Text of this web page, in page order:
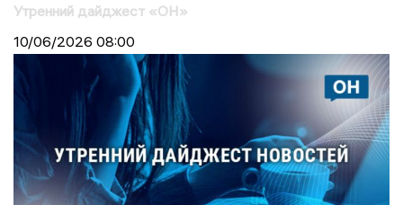
Утренний дайджест «ОН»
10/06/2026 08:00